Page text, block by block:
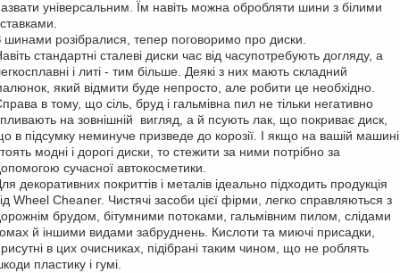
універсальним. Їм навіть можна обробляти шини з білими
шинами розібралися, тепер поговоримо про диски.
авіть стандартні сталеві диски час від часупотребують догляду, а
і литі - тим більше. Деякі з них мають складний
який відмити буде непросто, але робити це необхідно.
в тому, що сіль, бруд і гальмівна пил не тільки негативно
на зовнішній
вигляд , а й псують лак, що покриває диск,
в підсумку неминуче призведе до корозії. І якщо на вашій машині
модні і дорогі диски, то стежити за ними потрібно за
сучасної автокосметики.
декоративних покриттів і металів ідеально підходить продукція
Wheel Cheaner. Чистячі засоби цієї фірми, легко справляються з
брудом, бітумними потоками, гальмівним пилом, слідами
й іншими видами забруднень. Кислоти та миючі присадки,
в цих очисниках, підібрані таким чином, що не роблять
пластику і гумі.